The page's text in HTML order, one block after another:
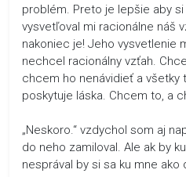
problém. Preto je lepšie aby si
vysvetľoval mi racionálne náš
nakoniec je! Jeho vysvetlenie
nechcel racionálny vzťah.
chcem ho nenávidieť a všetky
poskytuje láska. Chcem to, a
„Neskoro.“ vzdychol som aj
do neho zamiloval. Ale ak by
nesprával by si sa ku mne ako